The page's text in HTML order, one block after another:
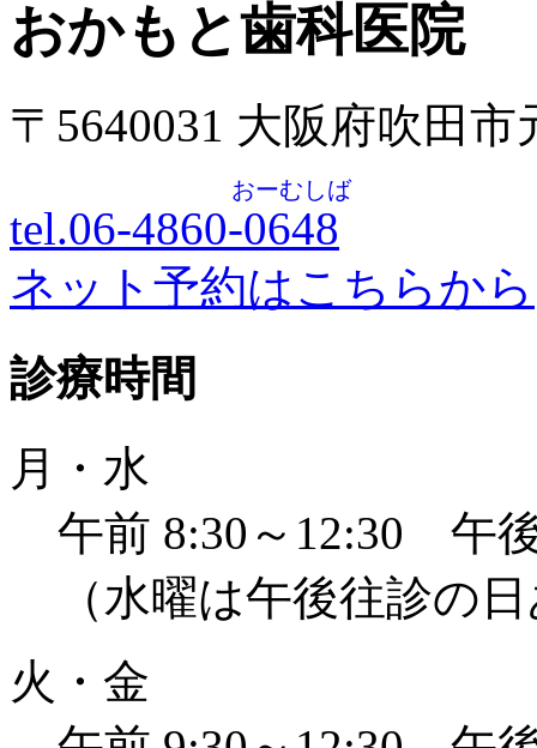
おかもと歯科医院
〒5640031 大阪府吹田
tel.06-4860-0648
おーむしば
ネット予約はこちらから
診療時間
月・水
午前 8:30～12:30 午
（水曜は午後往診の
火・金